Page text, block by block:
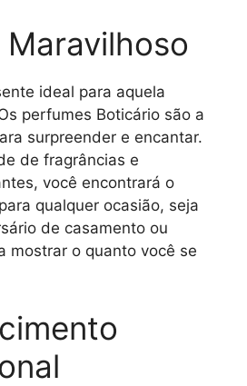
Maravilhoso
ideal para aquela
perfumes Boticário são a
surpreender e encantar.
de fragrâncias e
você encontrará o
qualquer ocasião, seja
de casamento ou
mostrar o quanto você se